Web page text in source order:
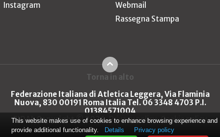
Instagram
Webmail
Rassegna Stampa
Torna in alto
Federazione Italiana di Atletica Leggera, Via Flaminia
Nuova, 830 00191 Roma Italia Tel. 06 3348 4703 P.I.
01384571004
FIDAL Copyright © 2026 Privacy policy Cookie policy
This website makes use of cookies to enhance browsing experience and
provide additional functionality.
Details Privacy policy